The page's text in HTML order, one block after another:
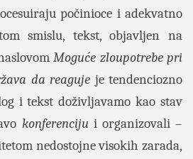
počinioce i adekvatno
smislu, tekst, objavljen na
Moguće zloupotrebe pri
da reaguje je tendenciozno
i tekst doživljavamo kao stav
konferencijui organizovali –
nedostojne visokih zarada,